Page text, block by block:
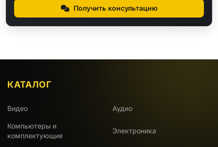
Получить консультацию
КАТАЛОГ
Видео Аудио
Компьютеры и
комплектующие
Электроника